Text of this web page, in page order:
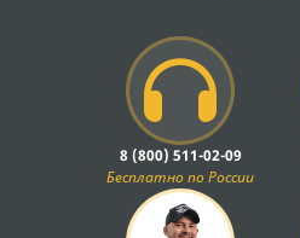
8 (800) 511-02-09
Бесплатно по России